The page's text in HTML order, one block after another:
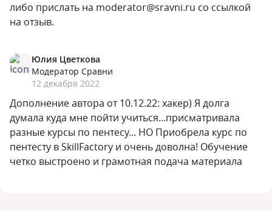
либо прислать на moderator@sravni.ru со ссылкой
на отзыв.
Юлия Цветкова
Модератор Сравни
12 декабря 2022
Дополнение автора от 10.12.22: хакер) Я долга
думала куда мне пойти учиться...присматривала
разные курсы по пентесу... НО Приобрела курс по
пентесту в SkillFactory и очень доволна! Обучение
четко выстроено и грамотная подача материала